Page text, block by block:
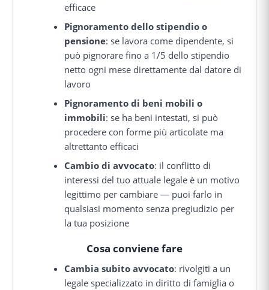
efficace
Pignoramento dello stipendio o
pensione: se lavora come dipendente, si
può pignorare fino a 1/5 dello stipendio
netto ogni mese direttamente dal datore di
lavoro
Pignoramento di beni mobili o
immobili: se ha beni intestati, si può
procedere con forme più articolate ma
altrettanto efficaci
Cambio di avvocato: il conflitto di
interessi del tuo attuale legale è un motivo
legittimo per cambiare — puoi farlo in
qualsiasi momento senza pregiudizio per
la tua posizione
Cosa conviene fare
Cambia subito avvocato: rivolgiti a un
legale specializzato in diritto di famiglia o